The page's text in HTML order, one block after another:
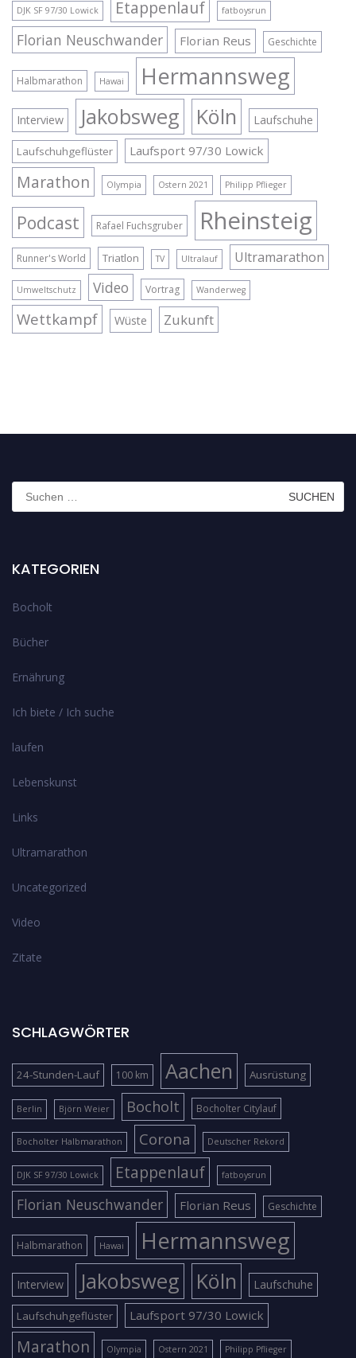
DJK SF 97/30 Lowick Etappenlauf fatboysrun
Florian Neuschwander Florian Reus Geschichte
Halbmarathon Hawai Hermannsweg
Interview Jakobsweg Köln Laufschuhe
Laufschuhgeflüster Laufsport 97/30 Lowick
Marathon Olympia Ostern 2021 Philipp Pflieger
Podcast Rafael Fuchsgruber Rheinsteig
Runner's World Triatlon TV Ultralauf Ultramarathon
Umweltschutz Video Vortrag Wanderweg
Wettkampf Wüste Zukunft
Suchen
nach:
KATEGORIEN
Bocholt
Bücher
Ernährung
Ich biete / Ich suche
laufen
Lebenskunst
Links
Ultramarathon
Uncategorized
Video
Zitate
SCHLAGWÖRTER
24-Stunden-Lauf 100 km Aachen Ausrüstung
Berlin Björn Weier Bocholt Bocholter Citylauf
Bocholter Halbmarathon Corona Deutscher Rekord
DJK SF 97/30 Lowick Etappenlauf fatboysrun
Florian Neuschwander Florian Reus Geschichte
Halbmarathon Hawai Hermannsweg
Interview Jakobsweg Köln Laufschuhe
Laufschuhgeflüster Laufsport 97/30 Lowick
Marathon Olympia Ostern 2021 Philipp Pflieger